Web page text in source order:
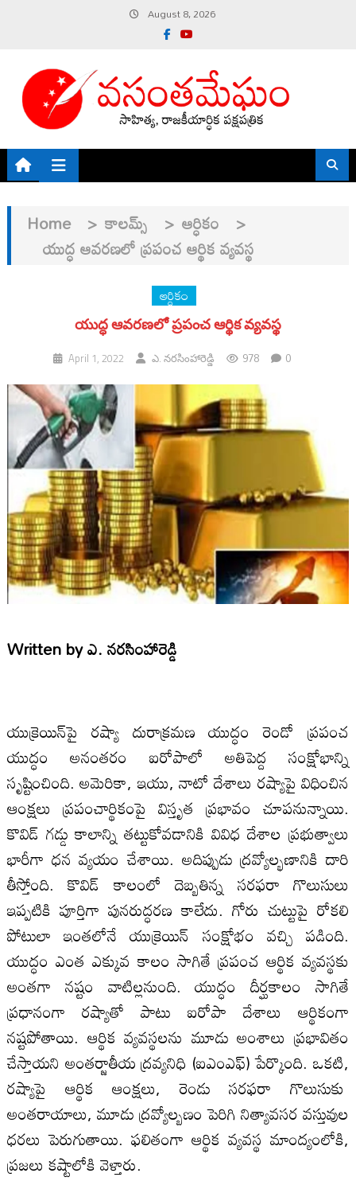
content
August 8, 2026
Home > కాలమ్స్ > ఆర్ధికం >
యుద్ధ ఆవరణలో ప్రపంచ ఆర్థిక వ్యవస్థ
ఆర్ధికం
యుద్ధ ఆవరణలో ప్రపంచ ఆర్థిక వ్యవస్థ
April 1, 2022 ఎ. నరసింహారెడ్డి 978 0
Written byఎ. నరసింహారెడ్డి
యుక్రెయిన్‌పై రష్యా దురాక్రమణ యుద్ధం రెండో ప్రపంచ
యుద్ధం అనంతరం ఐరోపాలో అతిపెద్ద సంక్షోభాన్ని
సృష్టించింది. అమెరికా, ఇయు, నాటో దేశాలు రష్యాపై విధించిన
ఆంక్షలు ప్రపంచార్థికంపై విస్తృత ప్రభావం చూపనున్నాయి.
కొవిడ్‌ గడ్డు కాలాన్ని తట్టుకోవడానికి వివిధ దేశాల ప్రభుత్వాలు
భారీగా ధన వ్యయం చేశాయి. అదిప్పుడు ద్రవ్యోల్భణానికి దారి
తీస్తోంది. కొవిడ్‌ కాలంలో దెబ్బతిన్న సరఫరా గొలుసులు
ఇప్పటికి పూర్తిగా పునరుద్ధరణ కాలేదు. గోరు చుట్టుపై రోకలి
పోటులా ఇంతలోనే యుక్రెయిన్‌ సంక్షోభం వచ్చి పడింది.
యుద్ధం ఎంత ఎక్కువ కాలం సాగితే ప్రపంచ ఆర్థిక వ్యవస్థకు
అంతగా నష్టం వాటిల్లనుంది. యుద్ధం దీర్ఘకాలం సాగితే
ప్రధానంగా రష్యాతో పాటు ఐరోపా దేశాలు ఆర్థికంగా
నష్టపోతాయి. ఆర్థిక వ్యవస్థలను మూడు అంశాలు ప్రభావితం
చేస్తాయని అంతర్జాతీయ ద్రవ్యనిధి (ఐఎంఎఫ్‌) పేర్కొంది. ఒకటి,
రష్యాపై ఆర్థిక ఆంక్షలు, రెండు సరఫరా గొలుసుకు
అంతరాయాలు, మూడు ద్రవ్యోల్బణం పెరిగి నిత్యావసర వస్తువుల
ధరలు పెరుగుతాయి. ఫలితంగా ఆర్థిక వ్యవస్థ మాంద్యంలోకి,
ప్రజలు కష్టాలోకి వెళ్తారు.